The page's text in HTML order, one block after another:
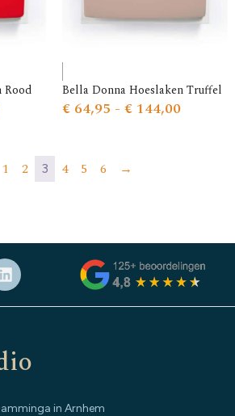
Rood Bella Donna Hoeslaken Truffel
€ 64,95 - € 144,00
1 2 3 4 5 6 →
in Arnhem